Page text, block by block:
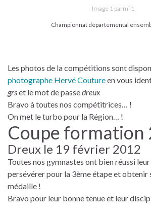
Image 1 parmi 1
Championnat départemental
Les photos de la compétitions sont
photographe Hervé Coutureen vous
grset le mot de passedreux
Bravo à toutes nos compétitrices… !
On met le turbo pour la Région… !
Coupe formation
Dreux le 19 février 2012
Toutes nos gymnastes ont bien réussi
persévérer pour la 3ème étape et
médaille !
Bravo pour leur bonne tenue et leur